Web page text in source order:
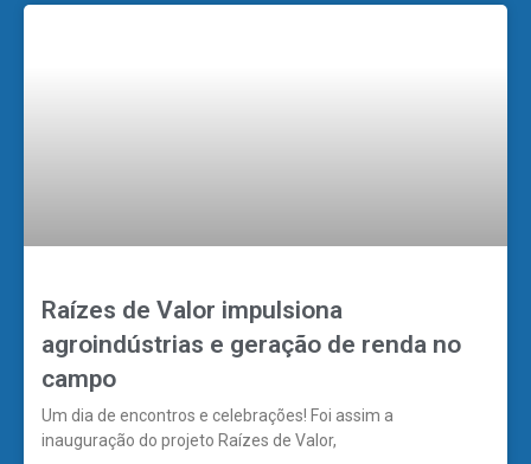
Raízes de Valor impulsiona
agroindústrias e geração de renda no
campo
Um dia de encontros e celebrações! Foi assim a
inauguração do projeto Raízes de Valor,